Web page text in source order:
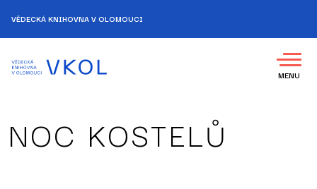
VĚDECKÁ KNIHOVNA V OLOMOUCI
MENU
NOC KOSTELŮ